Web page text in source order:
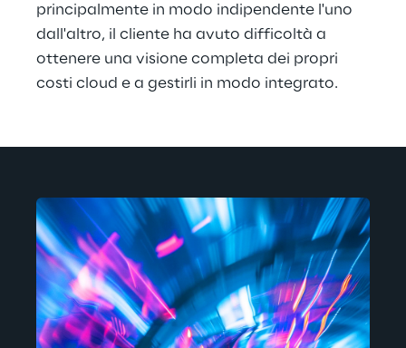
principalmente in modo indipendente l'uno
dall'altro, il cliente ha avuto difficoltà a
ottenere una visione completa dei propri
costi cloud e a gestirli in modo integrato.